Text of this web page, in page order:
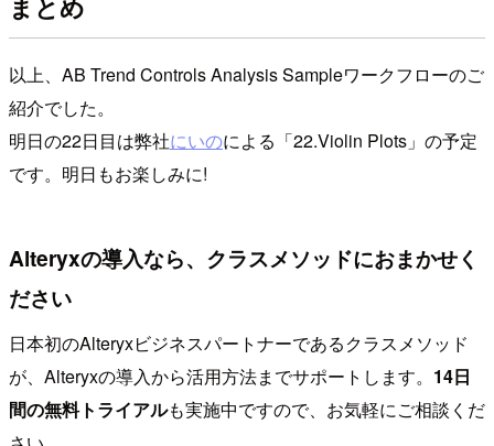
以上、AB Trend Controls Analysis Sampleワークフローのご
紹介でした。
明日の22日目は弊社にいのによる「22.Violin Plots」の予定
です。明日もお楽しみに!
Alteryxの導入なら、クラスメソッドにおまかせく
ださい
日本初のAlteryxビジネスパートナーであるクラスメソッド
が、Alteryxの導入から活用方法までサポートします。 14日
間の無料トライアルも実施中ですので、お気軽にご相談くだ